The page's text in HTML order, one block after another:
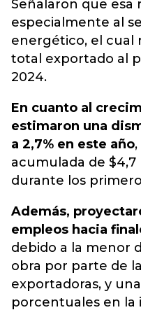
Señalaron que esa
especialmente al
energético, el cual
total exportado al
2024.
En cuanto al
estimaron una
a 2,7% en este año
acumulada de
durante los
Además,
empleos hacia
debido a la menor
obra por parte de
exportadoras, y
porcentuales en la